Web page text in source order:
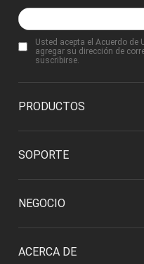
Usted acepta el Acuerdo de
agregar su dirección de
suscribirse.
PRODUCTOS
SOPORTE
NEGOCIO
ACERCA DE